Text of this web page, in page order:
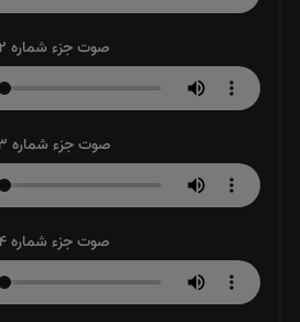
صوت جزء شماره 2
صوت جزء شماره 3
صوت جزء شماره 4